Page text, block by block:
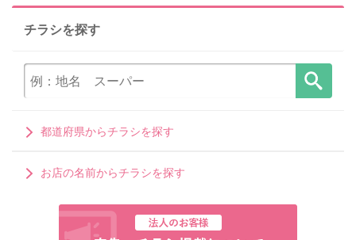
チラシを探す
都道府県からチラシを探す
お店の名前からチラシを探す